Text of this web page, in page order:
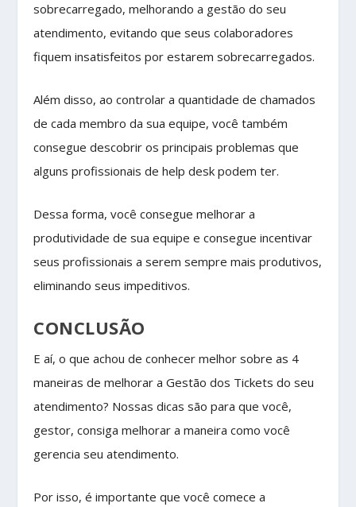
sobrecarregado, melhorando a gestão do seu
atendimento, evitando que seus colaboradores
fiquem insatisfeitos por estarem sobrecarregados.
Além disso, ao controlar a quantidade de chamados
de cada membro da sua equipe, você também
consegue descobrir os principais problemas que
alguns profissionais de help desk podem ter.
Dessa forma, você consegue melhorar a
produtividade de sua equipe e consegue incentivar
seus profissionais a serem sempre mais produtivos,
eliminando seus impeditivos.
CONCLUSÃO
E aí, o que achou de conhecer melhor sobre as 4
maneiras de melhorar a Gestão dos Tickets do seu
atendimento? Nossas dicas são para que você,
gestor, consiga melhorar a maneira como você
gerencia seu atendimento.
Por isso, é importante que você comece a